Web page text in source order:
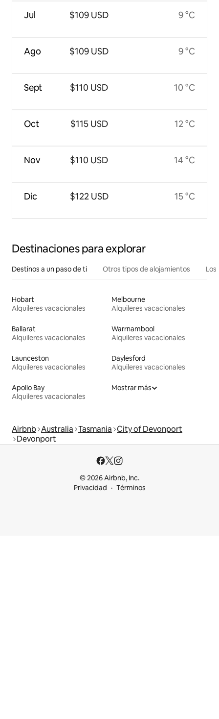
Jul
Ago
Sept
Oct
Nov
Dic
$109 USD
$109 USD
$110 USD
$115 USD
$110 USD
$122 USD
9 °C
9 °C
10 °C
12 °C
14 °C
15 °C
Destinaciones para explorar
Destinos a un paso de ti Otros tipos de alojamientos
Hobart
Alquileres vacacionales
Melbourne
Alquileres vacacionales
Ballarat
Alquileres vacacionales
Warrnambool
Alquileres vacacionales
Launceston
Alquileres vacacionales
Daylesford
Alquileres vacacionales
Apollo Bay
Alquileres vacacionales
Mostrar más
Airbnb Australia Tasmania City of Devonport
Devonport
© 2026 Airbnb, Inc.
Privacidad
Términos